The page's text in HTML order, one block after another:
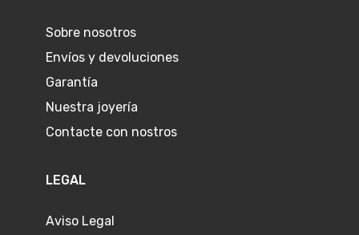
Sobre nosotros
Envíos y devoluciones
Garantía
Nuestra joyería
Contacte con nostros
LEGAL
Aviso Legal